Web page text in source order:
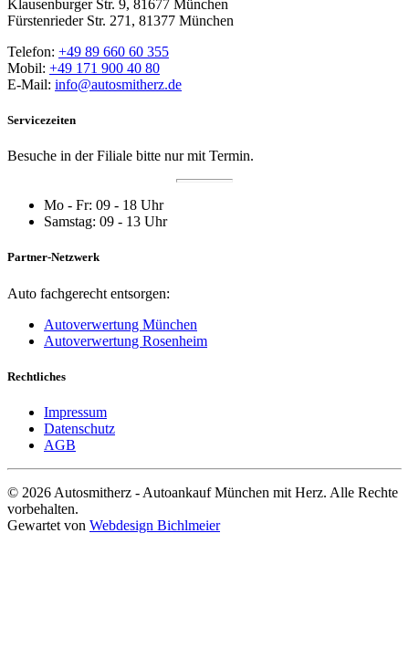
Klausenburger Str. 9, 81677 München
Fürstenrieder Str. 271, 81377 München
Telefon: +49 89 660 60 355
Mobil: +49 171 900 40 80
E-Mail: info@autosmitherz.de
Servicezeiten
Besuche in der Filiale bitte nur mit Termin.
Mo - Fr: 09 - 18 Uhr
Samstag: 09 - 13 Uhr
Partner-Netzwerk
Auto fachgerecht entsorgen:
Autoverwertung München
Autoverwertung Rosenheim
Rechtliches
Impressum
Datenschutz
AGB
© 2026 Autosmitherz - Autoankauf München mit Herz. Alle Rechte
vorbehalten.
Gewartet von Webdesign Bichlmeier